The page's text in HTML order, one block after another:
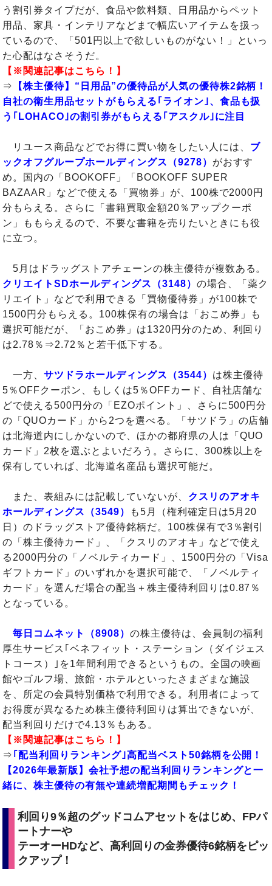
う割引券タイプだが、食品や飲料類、日用品からペット
用品、家具・インテリアなどまで幅広いアイテムを扱っ
ているので、「501円以上で欲しいものがない！」といっ
た心配はなさそうだ。
【※関連記事はこちら！】
⇒
【株主優待】“日用品”の優待品が人気の優待株2銘柄！
自社の衛生用品セットがもらえる｢ライオン｣、食品も扱
う｢LOHACO｣の割引券がもらえる｢アスクル｣に注目
リユース商品などでお得に買い物をしたい人には、 ブ
ックオフグループホールディングス（9278） がおすす
め。国内の「BOOKOFF」「BOOKOFF SUPER
BAZAAR」などで使える「買物券」が、100株で2000円
分もらえる。さらに「書籍買取金額20％アップクーポ
ン」ももらえるので、不要な書籍を売りたいときにも役
に立つ。
5月はドラッグストアチェーンの株主優待が複数ある。
クリエイトSDホールディングス（3148） の場合、「薬ク
リエイト」などで利用できる「買物優待券」が100株で
1500円分もらえる。100株保有の場合は「おこめ券」も
選択可能だが、「おこめ券」は1320円分のため、利回り
は2.78％⇒2.72％と若干低下する。
一方、サツドラホールディングス（3544） は株主優待
5％OFFクーポン、もしくは5％OFFカード、自社店舗な
どで使える500円分の「EZOポイント」、さらに500円分
の「QUOカード」から2つを選べる。「サツドラ」の店舗
は北海道内にしかないので、ほかの都府県の人は「QUO
カード」2枚を選ぶとよいだろう。さらに、300株以上を
保有していれば、北海道名産品も選択可能だ。
また、表組みには記載していないが、 クスリのアオキ
ホールディングス（3549）
も5月（権利確定日は5月20
日）のドラッグストア優待銘柄だ。100株保有で3％割引
の「株主優待カード」、「クスリのアオキ」などで使え
る2000円分の「ノベルティカード」、1500円分の「Visa
ギフトカード」のいずれかを選択可能で、「ノベルティ
カード」を選んだ場合の配当＋株主優待利回りは0.87％
となっている。
毎日コムネット（8908） の株主優待は、会員制の福利
厚生サービス｢ベネフィット・ステーション（ダイジェス
トコース）｣を1年間利用できるというもの。全国の映画
館やゴルフ場、旅館・ホテルといったさまざまな施設
を、所定の会員特別価格で利用できる。利用者によって
お得度が異なるため株主優待利回りは算出できないが、
配当利回りだけで4.13％もある。
【※関連記事はこちら！】
⇒ ｢配当利回りランキング｣高配当ベスト50銘柄を公開！
【2026年最新版】会社予想の配当利回りランキングと一
緒に、株主優待の有無や連続増配期間もチェック！
利回り9％超のグッドコムアセットをはじめ、FPパ
ートナーや
テーオーHDなど、高利回りの金券優待6銘柄をピッ
クアップ！